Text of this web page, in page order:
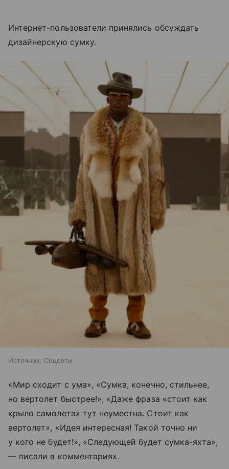
Интернет-пользователи принялись обсуждать
дизайнерскую сумку.
Источник: Соцсети
«Мир сходит с ума», «Сумка, конечно, стильнее,
но вертолет быстрее!», «Даже фраза «стоит как
крыло самолета» тут неуместна. Стоит как
вертолет», «Идея интересная! Такой точно ни
у кого не будет!», «Следующей будет сумка-яхта»,
— писали в комментариях.